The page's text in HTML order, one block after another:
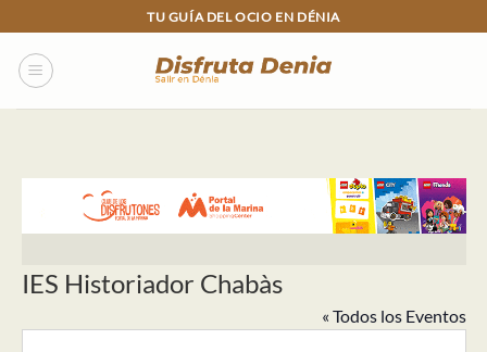
to
content
TU GUÍA DEL OCIO EN DÉNIA
IES Historiador Chabàs
« Todos los Eventos